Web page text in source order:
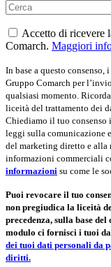
Accetto di ricevere
Comarch. Maggiori
In base a questo
Gruppo Comarch per
qualsiasi momento.
liceità del trattamento dei
Chiediamo il tuo consenso
leggi sulla comunicazione
del marketing diretto e
informazioni commerciali
informazioni su come le
Puoi revocare il tuo
non pregiudica la liceità
precedenza, sulla base
modulo ci fornisci i tuoi
dei tuoi dati personali da
diritti.